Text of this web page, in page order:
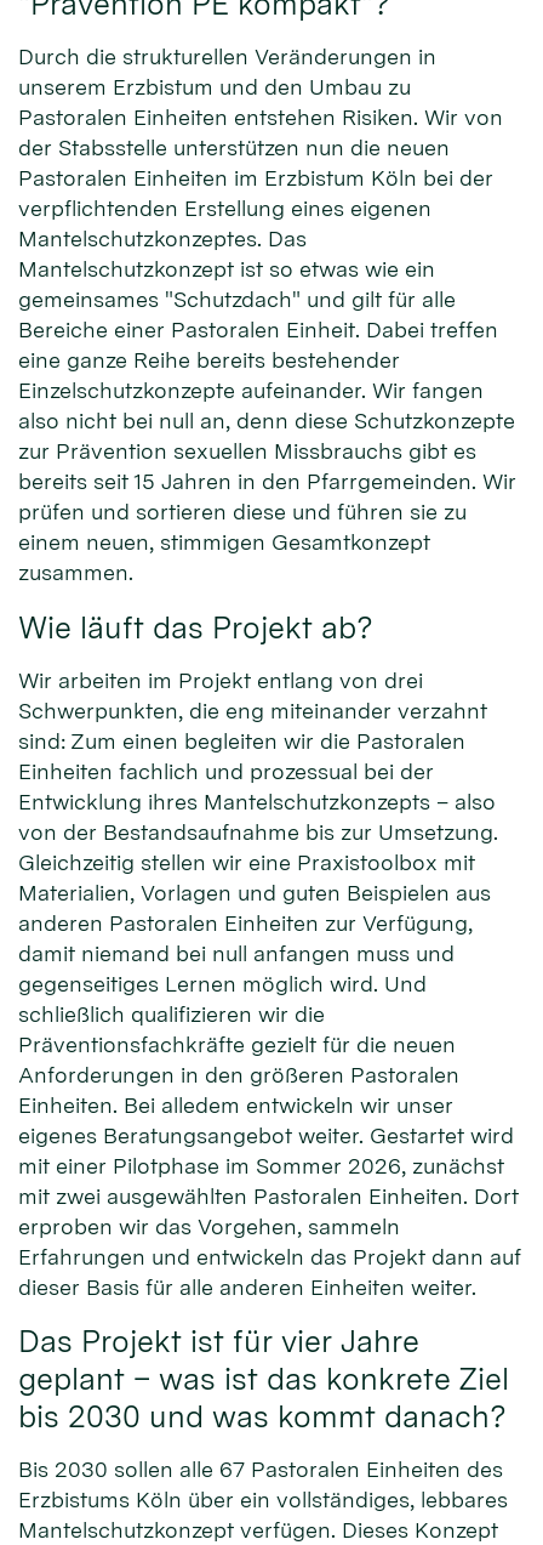
Durch die strukturellen Veränderungen in
unserem Erzbistum und den Umbau zu
Pastoralen Einheiten entstehen Risiken. Wir von
der Stabsstelle unterstützen nun die neuen
Pastoralen Einheiten im Erzbistum Köln bei der
verpflichtenden Erstellung eines eigenen
Mantelschutzkonzeptes. Das
Mantelschutzkonzept ist so etwas wie ein
gemeinsames "Schutzdach" und gilt für alle
Bereiche einer Pastoralen Einheit. Dabei treffen
eine ganze Reihe bereits bestehender
Einzelschutzkonzepte aufeinander. Wir fangen
also nicht bei null an, denn diese Schutzkonzepte
zur Prävention sexuellen Missbrauchs gibt es
bereits seit 15 Jahren in den Pfarrgemeinden. Wir
prüfen und sortieren diese und führen sie zu
einem neuen, stimmigen Gesamtkonzept
zusammen.
Wie läuft das Projekt ab?
Wir arbeiten im Projekt entlang von drei
Schwerpunkten, die eng miteinander verzahnt
sind: Zum einen begleiten wir die Pastoralen
Einheiten fachlich und prozessual bei der
Entwicklung ihres Mantelschutzkonzepts – also
von der Bestandsaufnahme bis zur Umsetzung.
Gleichzeitig stellen wir eine Praxistoolbox mit
Materialien, Vorlagen und guten Beispielen aus
anderen Pastoralen Einheiten zur Verfügung,
damit niemand bei null anfangen muss und
gegenseitiges Lernen möglich wird. Und
schließlich qualifizieren wir die
Präventionsfachkräfte gezielt für die neuen
Anforderungen in den größeren Pastoralen
Einheiten. Bei alledem entwickeln wir unser
eigenes Beratungsangebot weiter. Gestartet wird
mit einer Pilotphase im Sommer 2026, zunächst
mit zwei ausgewählten Pastoralen Einheiten. Dort
erproben wir das Vorgehen, sammeln
Erfahrungen und entwickeln das Projekt dann auf
dieser Basis für alle anderen Einheiten weiter.
Das Projekt ist für vier Jahre
geplant – was ist das konkrete Ziel
bis 2030 und was kommt danach?
Bis 2030 sollen alle 67 Pastoralen Einheiten des
Erzbistums Köln über ein vollständiges, lebbares
Mantelschutzkonzept verfügen. Dieses Konzept